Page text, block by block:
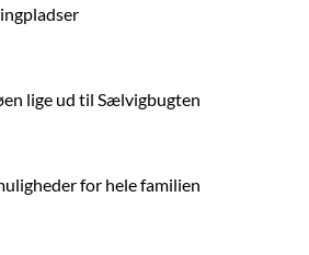
lige ud til Sælvigbugten
for hele familien